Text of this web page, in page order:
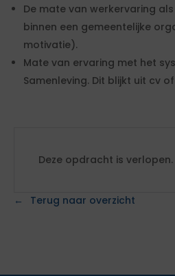
De mate van werkervaring
binnen een gemeentelijke
motivatie).
Mate van ervaring met het
Samenleving. Dit blijkt uit cv
Deze opdracht is verlopen.
Terug naar overzicht